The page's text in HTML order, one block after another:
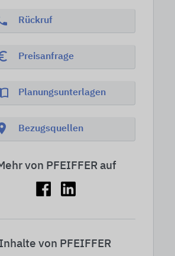
Rückruf
Preisanfrage
Planungsunterlagen
Bezugsquellen
von PFEIFFER auf
von PFEIFFER